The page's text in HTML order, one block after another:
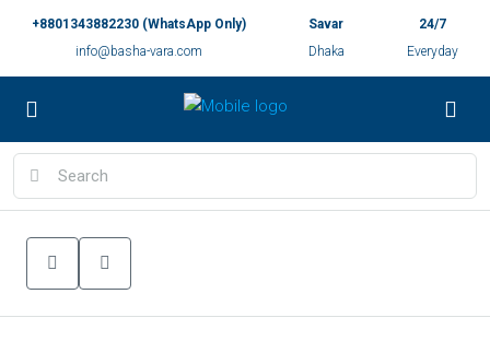
+8801343882230 (WhatsApp Only)
info@basha-vara.com
Savar
Dhaka
24/7
Everyday